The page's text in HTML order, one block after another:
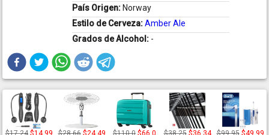
País Origen: Norway
Estilo de Cerveza:Amber Ale
Grados de Alcohol: -
$17,24 $14,99 $28,66 $24,49 $110,0 $66,0 $38,25 $36,34 $99,95 $49,99